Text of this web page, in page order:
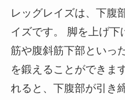
レッグレイズは、下腹
イズです。 脚を上げ
筋や腹斜筋下部といっ
を鍛えることができま
れると、下腹部が引き